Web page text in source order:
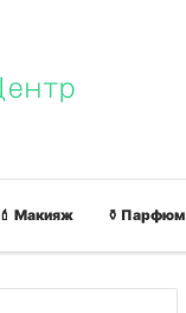
💄 Макияж ⚱ Парфюм